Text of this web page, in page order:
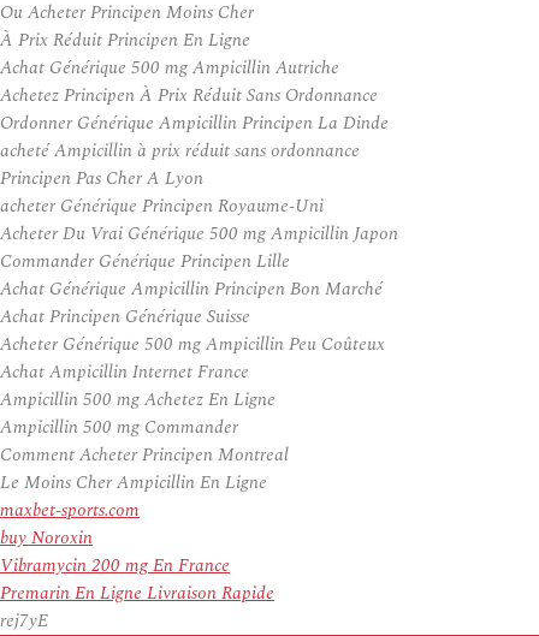
Ou Acheter Principen Moins Cher
À Prix Réduit Principen En Ligne
Achat Générique 500 mg Ampicillin Autriche
Achetez Principen À Prix Réduit Sans Ordonnance
Ordonner Générique Ampicillin Principen La Dinde
acheté Ampicillin à prix réduit sans ordonnance
Principen Pas Cher A Lyon
acheter Générique Principen Royaume-Uni
Acheter Du Vrai Générique 500 mg Ampicillin Japon
Commander Générique Principen Lille
Achat Générique Ampicillin Principen Bon Marché
Achat Principen Générique Suisse
Acheter Générique 500 mg Ampicillin Peu Coûteux
Achat Ampicillin Internet France
Ampicillin 500 mg Achetez En Ligne
Ampicillin 500 mg Commander
Comment Acheter Principen Montreal
Le Moins Cher Ampicillin En Ligne
maxbet-sports.com
buy Noroxin
Vibramycin 200 mg En France
Premarin En Ligne Livraison Rapide
rej7yE